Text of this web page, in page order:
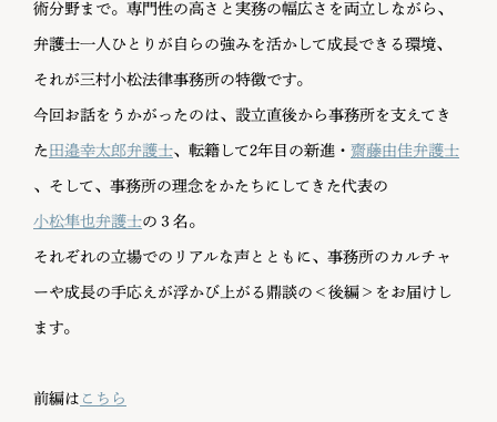
術分野まで。専門性の高さと実務の幅広さを両立しながら、
弁護士一人ひとりが自らの強みを活かして成長できる環境、
それが三村小松法律事務所の特徴です。
今回お話をうかがったのは、設立直後から事務所を支えてき
た 田邉幸太郎弁護士、転籍して2年目の新進・ 齋藤由佳弁護士
、そして、事務所の理念をかたちにしてきた代表の
小松隼也弁護士の３名。
それぞれの立場でのリアルな声とともに、事務所のカルチャ
ーや成長の手応えが浮かび上がる鼎談の＜後編＞をお届けし
ます。
前編は こちら